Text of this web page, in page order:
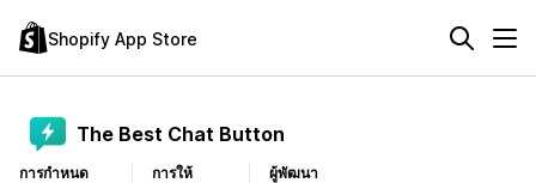
Shopify App Store
The Best Chat Button
การกำหนด
การให้
ผู้พัฒนา